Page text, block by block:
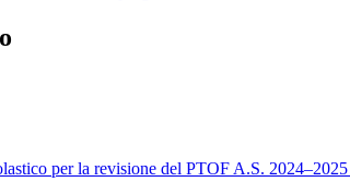
per la revisione del PTOF A.S.